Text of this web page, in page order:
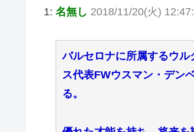
1: 名無し 2018/11/20(火)
バルセロナに所属するウ
ス代表FWウスマン・デン
る。